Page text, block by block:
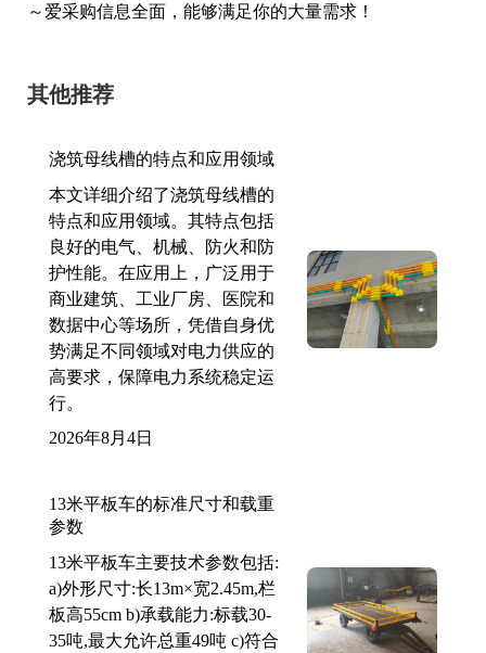
～爱采购信息全面，能够满足你的大量需求！
其他推荐
浇筑母线槽的特点和应用领域
本文详细介绍了浇筑母线槽的
特点和应用领域。其特点包括
良好的电气、机械、防火和防
护性能。在应用上，广泛用于
商业建筑、工业厂房、医院和
数据中心等场所，凭借自身优
势满足不同领域对电力供应的
高要求，保障电力系统稳定运
行。
2026年8月4日
13米平板车的标准尺寸和载重
参数
13米平板车主要技术参数包括:
a)外形尺寸:长13m×宽2.45m,栏
板高55cm b)承载能力:标载30-
35吨,最大允许总重49吨 c)符合